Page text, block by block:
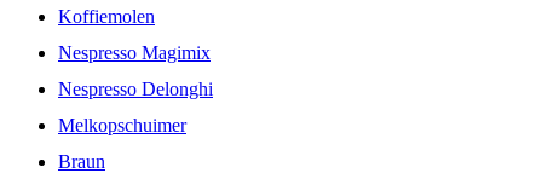
Koffiemolen
Nespresso Magimix
Nespresso Delonghi
Melkopschuimer
Braun